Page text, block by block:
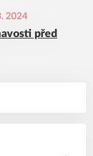
2024
před